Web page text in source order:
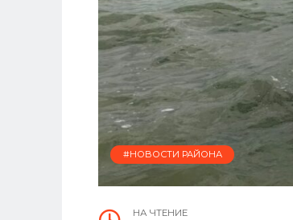
#НОВОСТИ РАЙОНА
НА ЧТЕНИЕ